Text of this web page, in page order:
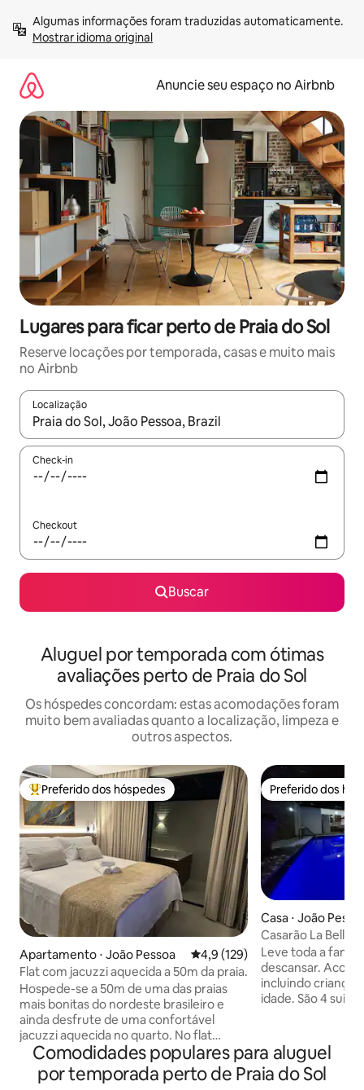
para
Mostrar idioma original
Anuncie seu espaço no Airbnb
Lugares para ficar perto de Praia do Sol
Reserve locações por temporada, casas e muito mais
no Airbnb
Localização
Quando os resultados estiverem disponíveis, explore-os
Check-in
Checkout
Buscar
Aluguel por temporada com ótimas
avaliações perto de Praia do Sol
Os hóspedes concordam: estas acomodações foram
muito bem avaliadas quanto a localização, limpeza e
outros aspectos.
Entre os melhores preferidos dos hóspedes
Preferido dos hóspedes
Apartamento ⋅ João Pessoa 4,9 de uma avaliação média de
4,9 (129)
Flat com jacuzzi aquecida a 50m da praia.
Hospede-se a 50m de uma das praias
mais bonitas do nordeste brasileiro e
ainda desfrute de uma confortável
jacuzzi aquecida no quarto. No flat
Diamante 101 você encontrará um
ambiente belo, aconchegante e repleto
de facilidades que tornarão sua
Preferido dos
Preferido dos
Casa ⋅ João
Casarão La Belle
Leve toda a
descansar.
incluindo crianças
idade. São 4
do Altiplano Cabo
minutos da praia
possível
Comodidades populares para aluguel
por temporada perto de Praia do Sol